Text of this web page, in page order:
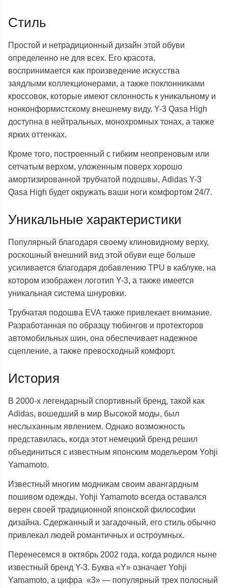
Стиль
Простой и нетрадиционный дизайн этой обуви
определенно не для всех. Его красота,
воспринимается как произведение искусства
заядлыми коллекционерами, а также поклонниками
кроссовок, которые имеют склонность к уникальному и
нонконформистскому внешнему виду. Y-3 Qasa High
доступна в нейтральных, монохромных тонах, а также
ярких оттенках.
Кроме того, построенный с гибким неопреновым или
сетчатым верхом, уложенным поверх хорошо
амортизированной трубчатой подошвы, Adidas Y-3
Qasa High будет окружать ваши ноги комфортом 24/7.
Уникальные характеристики
Популярный благодаря своему клиновидному верху,
роскошный внешний вид этой обуви еще больше
усиливается благодаря добавлению TPU в каблуке, на
котором изображен логотип Y-3, а также имеется
уникальная система шнуровки.
Трубчатая подошва EVA также привлекает внимание.
Разработанная по образцу тюбингов и протекторов
автомобильных шин, она обеспечивает надежное
сцепление, а также превосходный комфорт.
История
В 2000-х легендарный спортивный бренд, такой как
Adidas, вошедший в мир Высокой моды, был
неслыханным явлением. Однако возможность
представилась, когда этот немецкий бренд решил
объединиться с известным японским модельером Yohji
Yamamoto.
Известный многим модникам своим авангардным
пошивом одежды, Yohji Yamamoto всегда оставался
верен своей традиционной японской философии
дизайна. Сдержанный и загадочный, его стиль обычно
привлекал людей романтичных и остроумных.
Перенесемся в октябрь 2002 года, когда родился ныне
известный бренд Y-3. Буква «Y» означает Yohji
Yamamoto, а цифра «3» — популярный трех полосный